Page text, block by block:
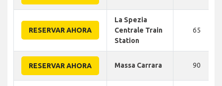
RESERVAR AHORA
La Spezia
Centrale Train
Station
65
RESERVAR AHORA Massa Carrara 90